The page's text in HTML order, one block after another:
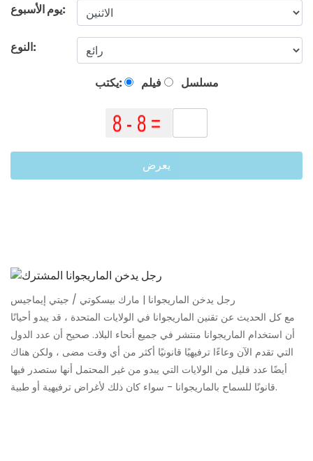
يوم الأسبوع:
النوع:
يكتب: فيلم مسلسل
يعرض
رجل يدخن الماريجوانا | مارك بيسكوتي / جيتي إيماجيس
مع كل الحديث عن تقنين الماريجوانا في الولايات المتحدة ، قد يبدو أحيانًا
أن استخدام الماريجوانا منتشر في جميع أنحاء البلاد. صحيح أن عدد الدول
التي تقدم الآن وعاءًا ترفيهيًا قانونيًا أكثر من أي وقت مضى ، ولكن هناك
أيضًا عدد قليل من الولايات التي يبدو من غير المحتمل أنها ستصدر فيها
قانونًا للسماح بالماريجوانا - سواء كان ذلك لأغراض ترفيهية أو طبية.